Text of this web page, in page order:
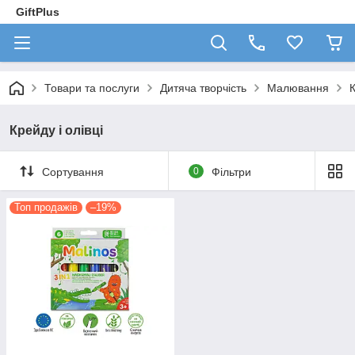
GiftPlus
Товари та послуги Дитяча творчість Малювання
Крейду і олівці
Сортування 0 Фільтри
Топ продажів –19%